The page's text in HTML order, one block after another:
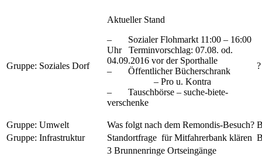
Gruppe: Soziales Dorf
Aktueller Stand
– Sozialer Flohmarkt 11:00 – 16:00
Uhr Terminvorschlag: 07.08. od.
04.09.2016 vor der Sporthalle
– Öffentlicher Bücherschrank
– Pro u. Kontra
– Tauschbörse – suche-biete-
verschenke
?
Gruppe: Umwelt Was folgt nach dem Remondis-Besuch?
Gruppe: Infrastruktur
Standortfrage für Mitfahrerbank klären
3 Brunnenringe Ortseingänge